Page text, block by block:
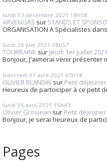
lundi 13 décembre 2021 18h58
ARVENGAS sur STANDS ET
ORGANISATION A Spécialistes
lundi 28 juin 2021 08h57
TOURRAINE sur Jeudi 1er juillet
Bonjour, J'aimerai venir présenter
mercredi 07 avril 2021 07h18
OLIVIER BLANDIN sur Petit
Heureux de partoiciper à ce petit
lundi 05 avril 2021 15h49
Olivier Grosjean sur Petit
Bonjour, je serai heureux de
Pages